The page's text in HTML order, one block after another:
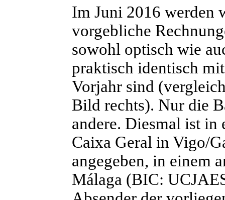
Im Juni 2016 werden
vorgebliche
sowohl optisch wie
praktisch identisch
Vorjahr sind
Bild rechts). Nur die
andere. Diesmal ist
Caixa Geral in Vigo/
angegeben, in einem
Málaga (BIC: